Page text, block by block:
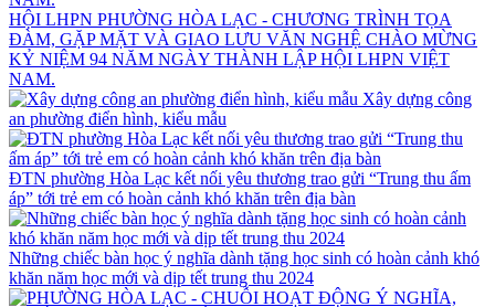
HỘI LHPN PHƯỜNG HÒA LẠC - CHƯƠNG TRÌNH TỌA
ĐÀM, GẶP MẶT VÀ GIAO LƯU VĂN NGHỆ CHÀO MỪNG
KỶ NIỆM 94 NĂM NGÀY THÀNH LẬP HỘI LHPN VIỆT
NAM.
Xây dựng công
an phường điển hình, kiểu mẫu
ĐTN phường Hòa Lạc kết nối yêu thương trao gửi “Trung thu ấm
áp” tới trẻ em có hoàn cảnh khó khăn trên địa bàn
Những chiếc bàn học ý nghĩa dành tặng học sinh có hoàn cảnh khó
khăn năm học mới và dịp tết trung thu 2024